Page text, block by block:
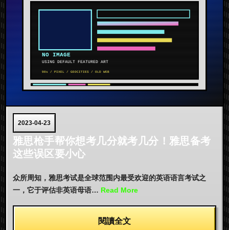
2023-04-23
雅思枪手帮你想考几分就考几分！雅思备考
这些误区要小心
众所周知，雅思考试是全球范围内最受欢迎的英语语言考试之
一，它于评估非英语母语… Read More
閱讀全文